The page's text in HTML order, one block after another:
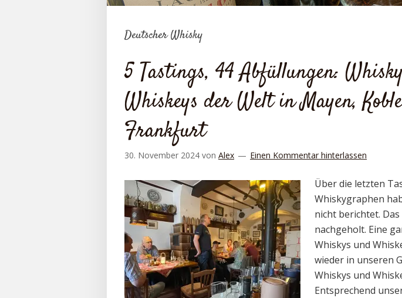
Deutscher Whisky
5 Tastings, 44 Abfüllungen:
Whiskeys der Welt in Mayen,
Frankfurt
30. November 2024 von Alex Einen Kommentar hinterlassen
Über die letzten
Whiskygraphen
nicht berichtet.
nachgeholt. Eine
Whiskys und
wieder in unseren
Whiskys und
Entsprechend